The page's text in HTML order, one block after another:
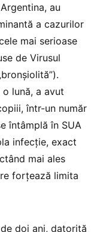
au
a cazurilor
mai serioase
de Virusul
lună, a avut
într-un număr
întâmplă în SUA
infecție, exact
mai ales
forțează limita
doi ani, datorită